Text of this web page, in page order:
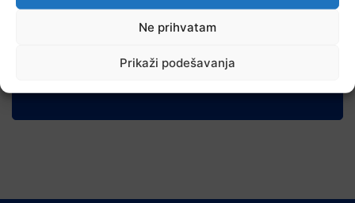
Ne prihvatam
Prikaži podešavanja